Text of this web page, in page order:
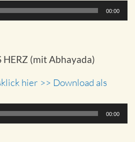
00:00
(mit Abhayada)
hier >> Download als
00:00